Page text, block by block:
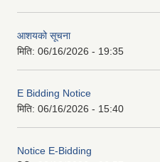
आशयको सूचना
मिति: 06/16/2026 - 19:35
E Bidding Notice
मिति: 06/16/2026 - 15:40
Notice E-Bidding